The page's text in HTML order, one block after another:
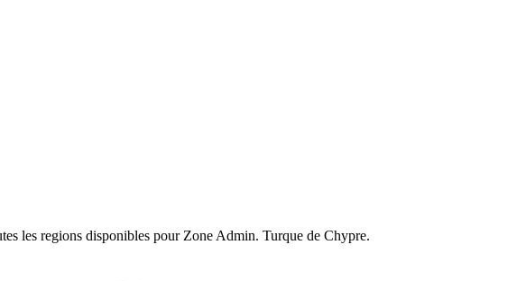
les regions disponibles pour Zone Admin. Turque de Chypre.